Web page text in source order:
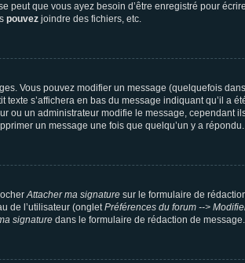
peut que vous ayez besoin d’être enregistré pour
pouvez joindre des fichiers, etc.
Vous pouvez modifier un message (quelquefois
s’affichera en bas du message indiquant qu’il a
ou un administrateur modifie le message, cependant
un message une fois que quelqu’un y a répondu.
Attacher ma signature sur le formulaire de
de l’utilisateur (ongletPréférences du forum -->
signature dans le formulaire de rédaction de message.